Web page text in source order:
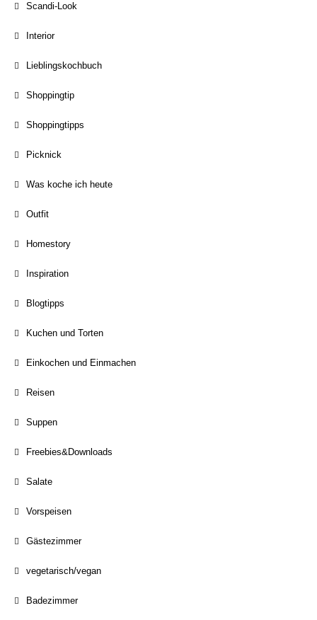
Scandi-Look
Interior
Lieblingskochbuch
Shoppingtip
Shoppingtipps
Picknick
Was koche ich heute
Outfit
Homestory
Inspiration
Blogtipps
Kuchen und Torten
Einkochen und Einmachen
Reisen
Suppen
Freebies&Downloads
Salate
Vorspeisen
Gästezimmer
vegetarisch/vegan
Badezimmer